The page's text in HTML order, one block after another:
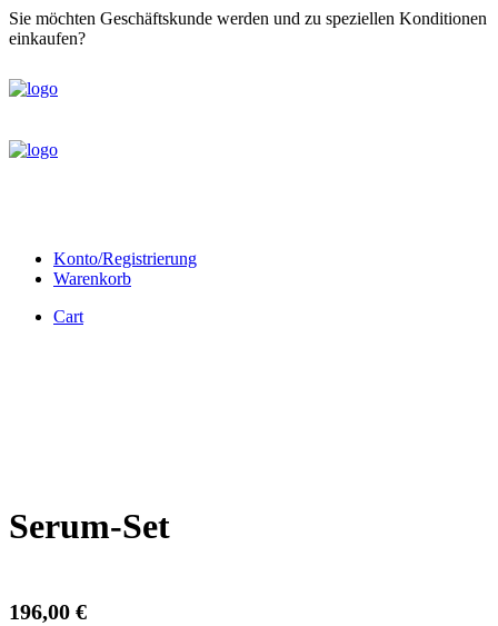
Sie möchten Geschäftskunde werden und zu speziellen Konditionen
einkaufen?
Konto/Registrierung
Warenkorb
Cart
Serum-Set
196,00 €